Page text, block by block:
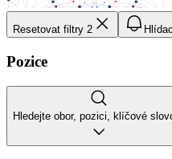
Resetovat filtry 2
Pozice
Hledejte obor, pozici, klíčové